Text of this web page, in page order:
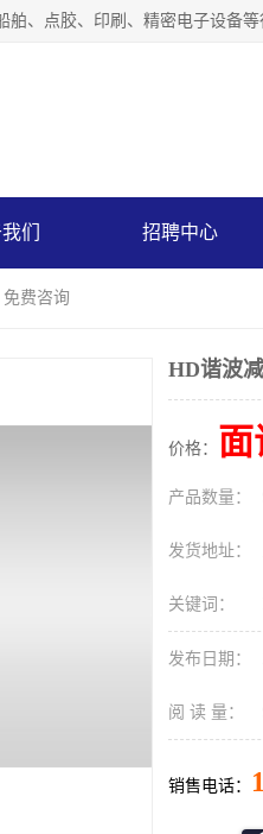
们 招聘中心
免费咨询
HD谐波
价格： 面
产品数量：
发货地址：
关键词：
发布日期：
阅 读 量：
销售电话：